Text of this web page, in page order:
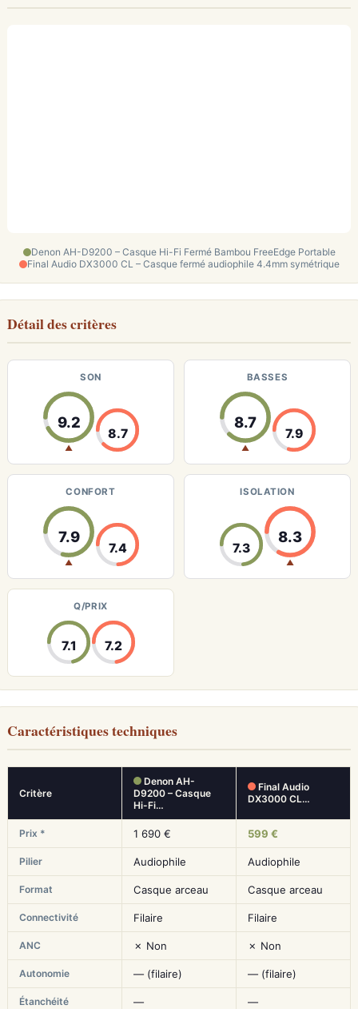
Denon AH-D9200 – Casque Hi-Fi Fermé Bambou FreeEdge Portable
Final Audio DX3000 CL – Casque fermé audiophile 4.4mm symétrique
Détail des critères
SON
9.2
▲
8.7
BASSES
8.7
▲
7.9
CONFORT
7.9
▲
7.4
ISOLATION
7.3
8.3
▲
Q/PRIX
7.1 7.2
Caractéristiques techniques
Critère
Denon AH-
D9200 – Casque
Hi-Fi…
Final Audio
DX3000 CL…
Prix * 1 690 € 599 €
Pilier Audiophile Audiophile
Format Casque arceau Casque arceau
Connectivité Filaire Filaire
ANC ✗ Non ✗ Non
Autonomie — (filaire) — (filaire)
Étanchéité — —